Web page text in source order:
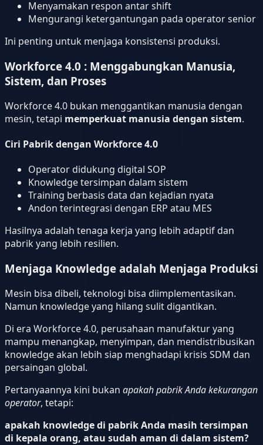
Menyamakan respon antar shift
Mengurangi ketergantungan pada operator senior
Ini penting untuk menjaga konsistensi produksi.
Workforce 4.0 : Menggabungkan Manusia,
Sistem, dan Proses
Workforce 4.0 bukan menggantikan manusia dengan
mesin, tetapi memperkuat manusia dengan sistem.
Ciri Pabrik dengan Workforce 4.0
Operator didukung digital SOP
Knowledge tersimpan dalam sistem
Training berbasis data dan kejadian nyata
Andon terintegrasi dengan ERP atau MES
Hasilnya adalah tenaga kerja yang lebih adaptif dan
pabrik yang lebih resilien.
Menjaga Knowledge adalah Menjaga Produksi
Mesin bisa dibeli, teknologi bisa diimplementasikan.
Namun knowledge yang hilang sulit digantikan.
Di era Workforce 4.0, perusahaan manufaktur yang
mampu menangkap, menyimpan, dan mendistribusikan
knowledge akan lebih siap menghadapi krisis SDM dan
persaingan global.
Pertanyaannya kini bukan apakah pabrik Anda kekurangan
operator, tetapi:
apakah knowledge di pabrik Anda masih tersimpan
di kepala orang, atau sudah aman di dalam sistem?